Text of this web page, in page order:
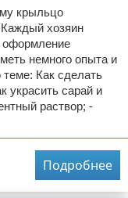
крыльцо
хозяин
оформление
немного опыта и
теме: Как сделать
украсить сарай и
раствор; -
Подробнее